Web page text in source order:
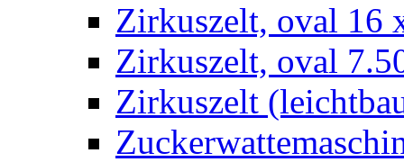
Zirkuszelt, oval 16
Zirkuszelt, oval
Zirkuszelt